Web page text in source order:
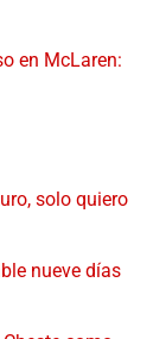
en McLaren:
solo quiero
nueve días